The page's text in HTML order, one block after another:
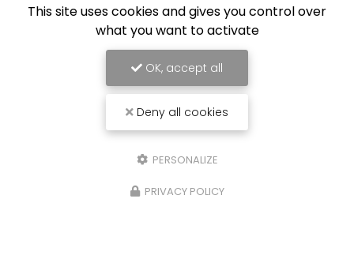
This site uses cookies and gives you control over
what you want to activate
OK, accept all
Deny all cookies
PERSONALIZE
PRIVACY POLICY